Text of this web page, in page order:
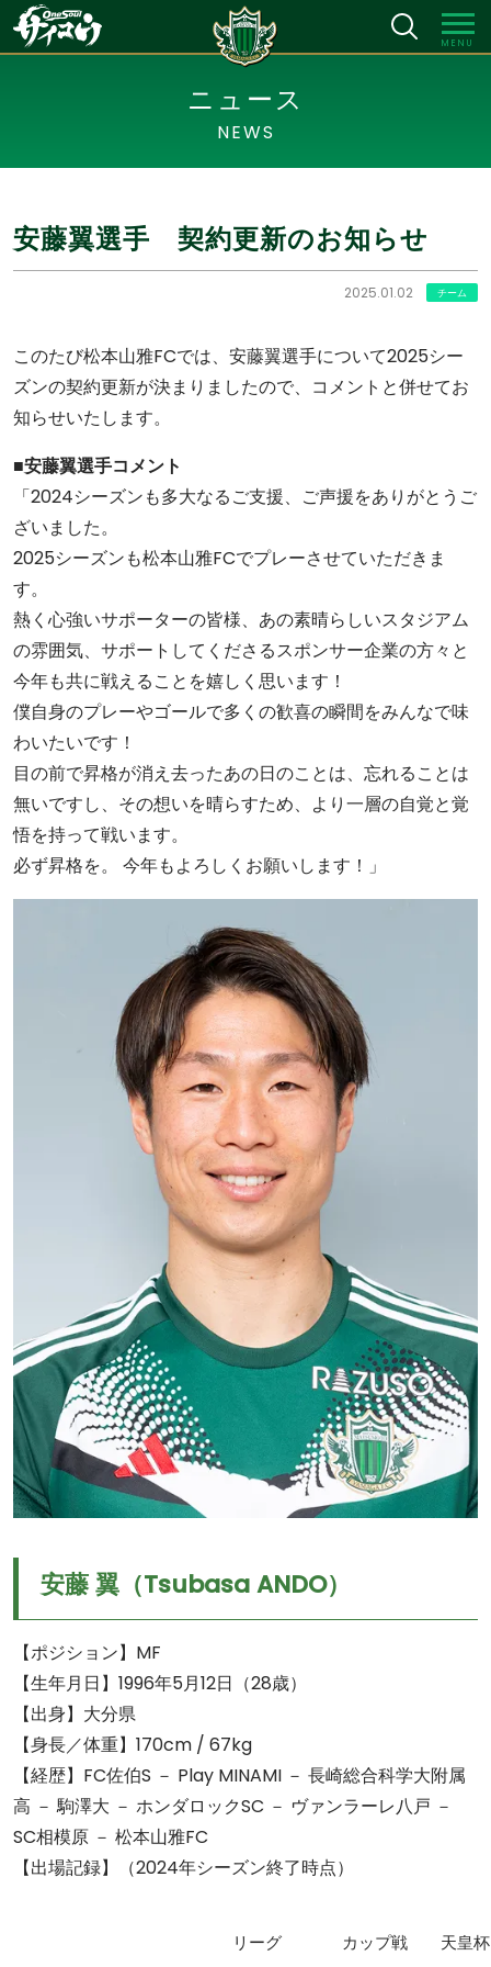
MENU
ニュース
NEWS
安藤翼選手 契約更新のお知らせ
2025.01.02 チーム
このたび松本山雅FCでは、安藤翼選手について2025シー
ズンの契約更新が決まりましたので、コメントと併せてお
知らせいたします。
■安藤翼選手コメント
「2024シーズンも多大なるご支援、ご声援をありがとうご
ざいました。
2025シーズンも松本山雅FCでプレーさせていただきま
す。
熱く心強いサポーターの皆様、あの素晴らしいスタジアム
の雰囲気、サポートしてくださるスポンサー企業の方々と
今年も共に戦えることを嬉しく思います！
僕自身のプレーやゴールで多くの歓喜の瞬間をみんなで味
わいたいです！
目の前で昇格が消え去ったあの日のことは、忘れることは
無いですし、その想いを晴らすため、より一層の自覚と覚
悟を持って戦います。
必ず昇格を。 今年もよろしくお願いします！」
安藤 翼（Tsubasa ANDO）
【ポジション】MF
【生年月日】1996年5月12日（28歳）
【出身】大分県
【身長／体重】170cm / 67kg
【経歴】FC佐伯S － Play MINAMI － 長崎総合科学大附属
高 － 駒澤大 － ホンダロックSC － ヴァンラーレ八戸 －
SC相模原 － 松本山雅FC
【出場記録】（2024年シーズン終了時点）
リーグ カップ戦 天皇杯